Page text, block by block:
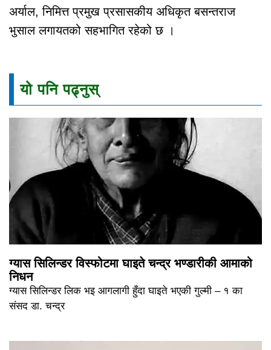
अर्याल, निमित्त प्रमुख प्रसासकीय अधिकृत बसन्तराज
भुसाल लगायतको सहभागित रहेको छ ।
यो पनि पढ्नुस्
ग्यास सिलिन्डर विस्फोटमा घाइते चन्द्र भण्डारीकी आमाको
निधन
ग्यास सिलिन्डर लिक भइ आगलागी हुँदा घाइते भएकी गुल्मी – १ का
संसद डा. चन्द्र